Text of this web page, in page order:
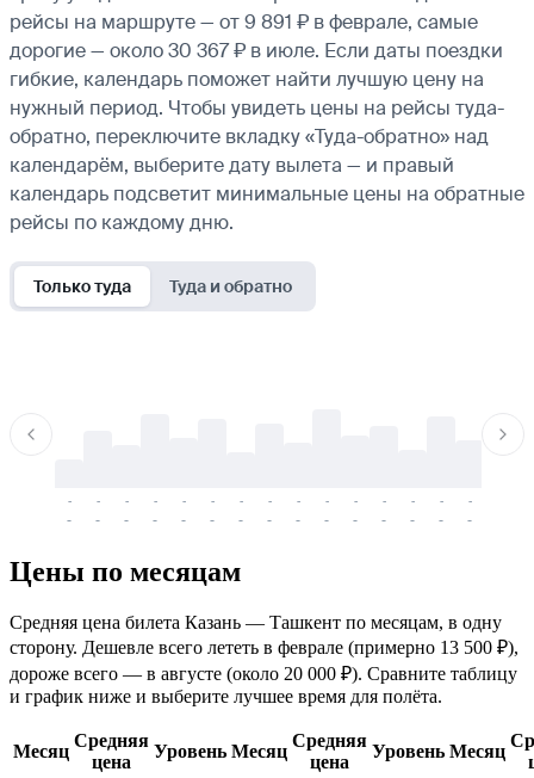
рейсы на маршруте — от 9 891 ₽ в феврале, самые
дорогие — около 30 367 ₽ в июле. Если даты поездки
гибкие, календарь поможет найти лучшую цену на
нужный период. Чтобы увидеть цены на рейсы туда-
обратно, переключите вкладку «Туда-обратно» над
календарём, выберите дату вылета — и правый
календарь подсветит минимальные цены на обратные
рейсы по каждому дню.
Только туда Туда и обратно
-
-
-
-
-
-
-
-
-
-
-
-
-
-
-
-
-
-
-
-
-
-
-
-
-
-
-
-
-
-
Цены по месяцам
Средняя цена билета Казань — Ташкент по месяцам, в одну
сторону. Дешевле всего лететь в феврале (примерно 13 500 ₽),
дороже всего — в августе (около 20 000 ₽). Сравните таблицу
и график ниже и выберите лучшее время для полёта.
Месяц
Средняя
цена
Уровень Месяц
Средняя
цена
Уровень Месяц